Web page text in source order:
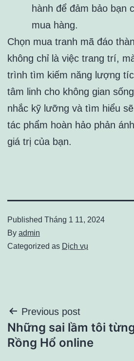
hành để đảm bảo bạn
mua hàng.
Chọn mua tranh mã đáo
không chỉ là việc trang trí,
trình tìm kiếm năng lượng
tâm linh cho không gian
nhắc kỹ lưỡng và tìm hiểu
tác phẩm hoàn hảo phản
giá trị của bạn.
Published Tháng 1 11, 2024
By admin
Categorized as Dịch vụ
Điều
hướng
Previous post
Những sai lầm tôi
Rồng Hổ online